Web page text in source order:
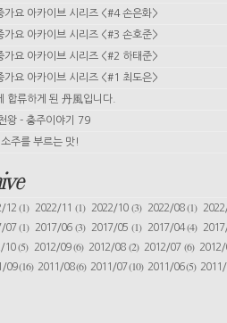
가요 아카이브 시리즈 <#4 손은화>
가요 아카이브 시리즈 <#3 손호준>
가요 아카이브 시리즈 <#2 하태준>
가요 아카이브 시리즈 <#1 최도은>
합류하게 된 丹風입니다.
왕 - 충주이야기 79
주를 부르는 맛!
12(1) 2022/11(1) 2022/10 (3) 2022/08(1)
07(1) 2017/06(3) 2017/05 (1) 2017/04(4)
10(5) 2012/09(6) 2012/08 (2) 2012/07 (6)
09(16) 2011/08(6) 2011/07(10) 2011/06(5)